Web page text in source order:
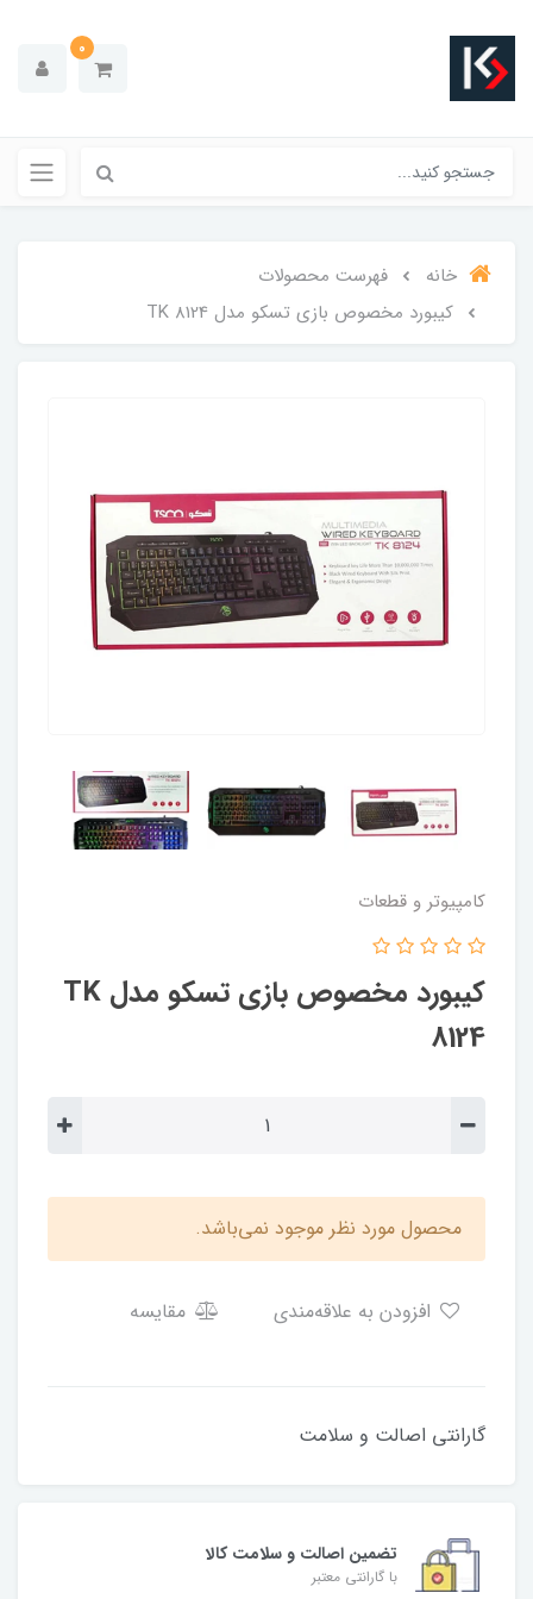
0
خانه
فهرست محصولات
کیبورد مخصوص بازی تسکو مدل TK 8124
کامپیوتر و قطعات
کیبورد مخصوص بازی تسکو مدل TK
8124
محصول مورد نظر موجود نمی‌باشد.
مقایسه
گارانتی اصالت و سلامت
تضمین اصالت و سلامت کالا
با گارانتی معتبر